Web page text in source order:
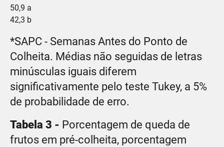
50,9 a
42,3 b
*SAPC - Semanas Antes do Ponto de
Colheita. Médias não seguidas de letras
minúsculas iguais diferem
significativamente pelo teste Tukey, a 5%
de probabilidade de erro.
Tabela 3 - Porcentagem de queda de
frutos em pré-colheita, porcentagem